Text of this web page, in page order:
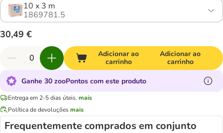
10 x 3 m
1869781.5
30,49 €
Adicionar ao
carrinho
Adicionar ao
carrinho
Ganhe 30 zooPontos com este produto
Entrega em 2-5 dias úteis. mais
Política de devoluçõesmais
Frequentemente comprados em conjunto